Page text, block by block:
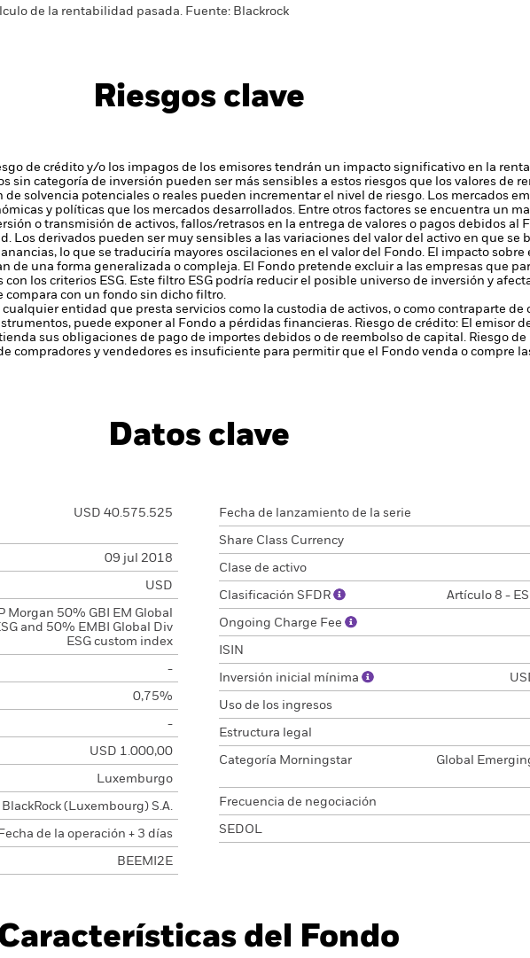
de la rentabilidad pasada. Fuente: Blackrock
Riesgos clave
de crédito y/o los impagos de los emisores tendrán un impacto significativo en la
sin categoría de inversión pueden ser más sensibles a estos riesgos que los valores de
solvencia potenciales o reales pueden incrementar el nivel de riesgo. Los mercados
y políticas que los mercados desarrollados. Entre otros factores se encuentra un
o transmisión de activos, fallos/retrasos en la entrega de valores o pagos debidos al
Los derivados pueden ser muy sensibles a las variaciones del valor del activo en que se
lo que se traduciría mayores oscilaciones en el valor del Fondo. El impacto sobre
de una forma generalizada o compleja. El Fondo pretende excluir a las empresas que
los criterios ESG. Este filtro ESG podría reducir el posible universo de inversión y
compara con un fondo sin dicho filtro.
entidad que presta servicios como la custodia de activos, o como contraparte de
puede exponer al Fondo a pérdidas financieras. Riesgo de crédito: El emisor
sus obligaciones de pago de importes debidos o de reembolso de capital. Riesgo
compradores y vendedores es insuficiente para permitir que el Fondo venda o compre
Datos clave
USD 40.575.525
09 jul 2018
USD
Morgan 50% GBI EM Global
and 50% EMBI Global Div
ESG custom index
-
0,75%
-
USD 1.000,00
Luxemburgo
BlackRock (Luxembourg) S.A.
Fecha de la operación + 3 días
BEEMI2E
Fecha de lanzamiento de la serie
Share Class Currency
Clase de activo
Clasificación SFDR Artículo 8 -
Ongoing Charge Fee
ISIN
Inversión inicial mínima
Uso de los ingresos
Estructura legal
Categoría Morningstar
Global
Frecuencia de negociación
SEDOL
del Fondo